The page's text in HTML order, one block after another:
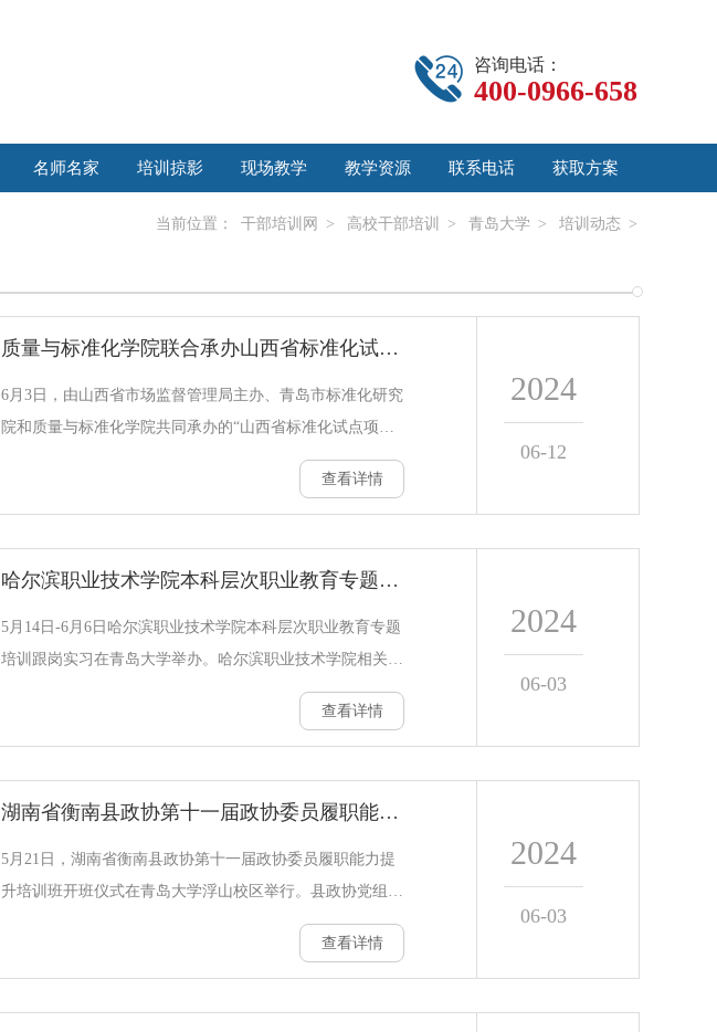
咨询电话：
400-0966-658
名师名家 培训掠影 现场教学 教学资源 联系电话 获取方案
当前位置： 干部培训网 > 高校干部培训 > 青岛大学 > 培训动态 >
质量与标准化学院联合承办山西省标准化试点项目负责人业务能力提升培训班
6月3日，由山西省市场监督管理局主办、青岛市标准化研究
院和质量与标准化学院共同承办的“山西省标准化试点项目
负责人业务能力提升培训班”在青岛大学开班，山西省市场
监督管理局二级巡视员高志春、山西省市场监督管理局标准
来自山西省标准化试点单位的90余名学员参加培训。本次培
训为期5天，邀请了中国标准化研究院、国家标准委审评中
心、山西省市场监督管理局、青岛市市场监管局等单位的专
查看详情
2024
06-12
哈尔滨职业技术学院本科层次职业教育专题培训跟岗实习有序开展
5月14日-6月6日哈尔滨职业技术学院本科层次职业教育专题
培训跟岗实习在青岛大学举办。哈尔滨职业技术学院相关负
责人和工作骨干参加跟岗实训。为提升培训实效，本期培训
通过深入开展训前调研，了解分析参训学员能力现状和培训
讨，帮助参训学员拓展思路，进一步提升工作能力和水平。
本次跟岗实习工作由我校教务处、人力资源处、科研处、机
电工程学院、自动化学院、商学院等19个部门及学院承接安
查看详情
2024
06-03
湖南省衡南县政协第十一届政协委员履职能力提升培训班开班
5月21日，湖南省衡南县政协第十一届政协委员履职能力提
升培训班开班仪式在青岛大学浮山校区举行。县政协党组成
员、副主席肖恒会作开班动员讲话，青岛大学继续教育学院
副院长宋立峰致欢迎辞并作校情校史宣讲。宋立峰向学员代
查看详情
2024
06-03